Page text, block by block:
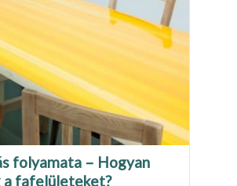
folyamata – Hogyan
a fafelületeket?